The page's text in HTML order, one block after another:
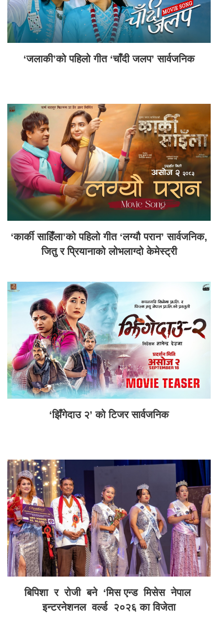
‘जलाकी’को पहिलो गीत ‘चाँदी जलप’ सार्वजनिक
‘कार्की साहिँला’को पहिलो गीत ‘लग्यौ परान’ सार्वजनिक,
जितु र प्रियानाको लोभलाग्दो केमेस्ट्री
‘झिँगेदाउ २’ को टिजर सार्वजनिक
बिपिशा र रोजी बने ‘मिस एन्ड मिसेस नेपाल
इन्टरनेशनल वर्ल्ड २०२६ का विजेता